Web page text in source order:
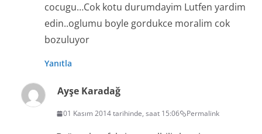
cocugu…Cok kotu durumdayim Lutfen yardim
edin..oglumu boyle gordukce moralim cok
bozuluyor
Yanıtla
Ayşe Karadağ
01 Kasım 2014 tarihinde, saat 15:06 Permalink